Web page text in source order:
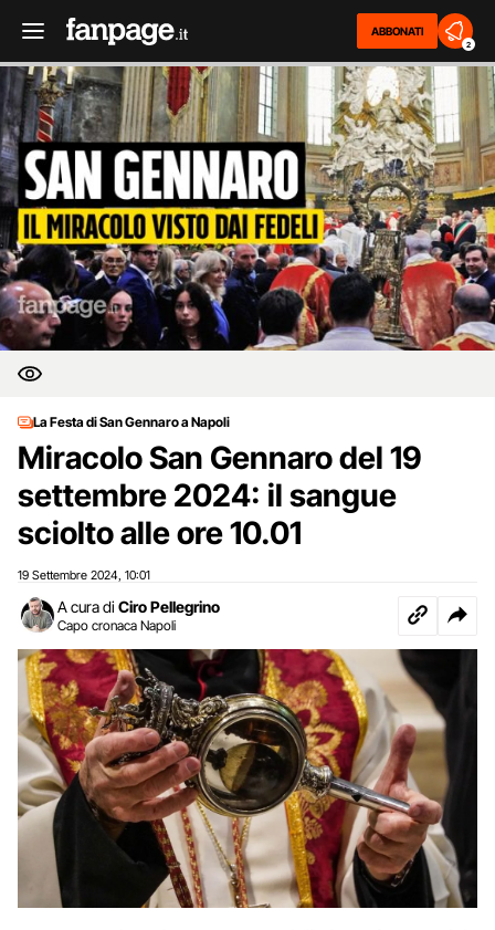
ABBONATI
2
La Festa di San Gennaro a Napoli
Miracolo San Gennaro del 19
settembre 2024: il sangue
sciolto alle ore 10.01
19 Settembre 2024 10:01
A cura di Ciro Pellegrino
Capo cronaca Napoli